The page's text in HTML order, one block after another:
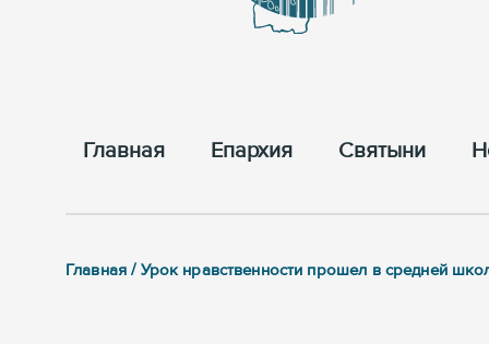
Главная Епархия Cвятыни
Главная / Урок нравственности прошел в средней